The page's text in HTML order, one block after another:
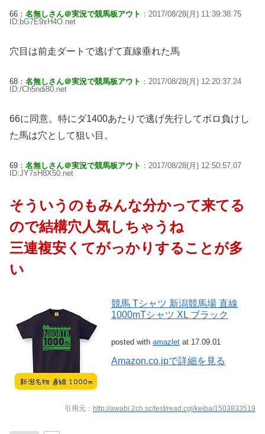
66： 名無しさん＠実況で競馬板アウト ：2017/08/28(月) 11:39:38.75
ID:bG7E9xH4O.net
穴目は前走ダートで逃げて直線垂れた馬
68： 名無しさん＠実況で競馬板アウト ：2017/08/28(月) 12:20:37.24
ID:/Ch5ndi80.net
66に同意。特にダ1400あたりで逃げ先行してボロ負けし
た馬は穴として狙い目。
69： 名無しさん＠実況で競馬板アウト ：2017/08/28(月) 12:50:57.07
ID:JY7sH8X50.net
そういうのもみんな分かって来てる
ので結構穴人気しちゃうね
三連複安くてがっかりすることが多
い
競馬 Tシャツ 新潟競馬場 直線
1000mTシャツ XL ブラック
posted with amazlet at 17.09.01
Amazon.co.jpで詳細を見る
引用元： http://awabi.2ch.sc/test/read.cgi/keiba/1503833519